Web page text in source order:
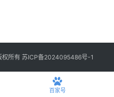
所有 苏ICP备2024095486号-1
百家号